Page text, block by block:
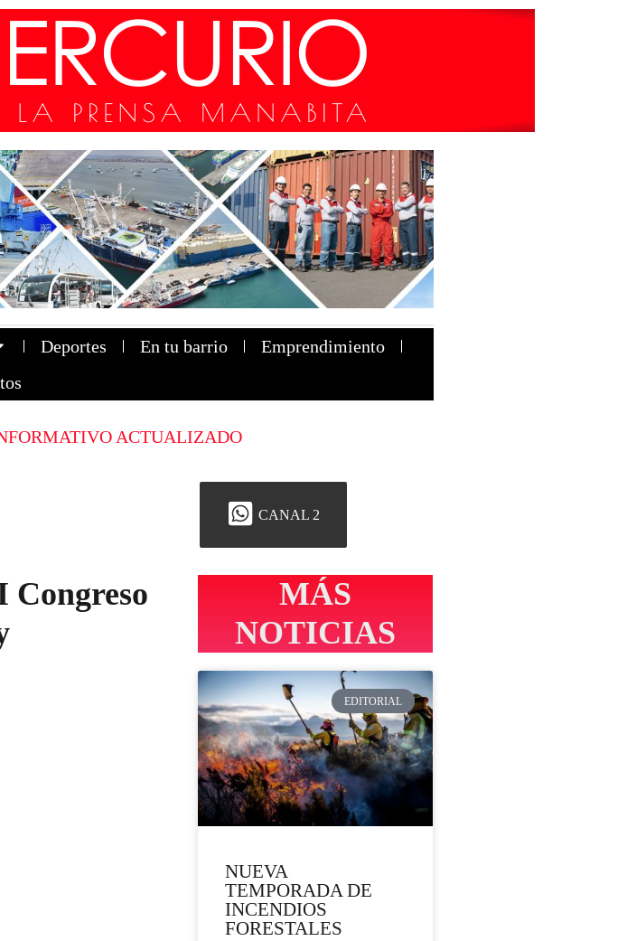
Deportes En tu barrio
Emprendimiento
ACTUALIZADO
CANAL 2
MÁS
NOTICIAS
EDITORIAL
NUEVA
TEMPORADA DE
INCENDIOS
FORESTALES